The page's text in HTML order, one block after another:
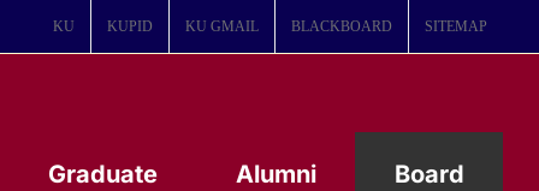
KU KUPID KU GMAIL BLACKBOARD SITEMAP
Graduate Alumni Board